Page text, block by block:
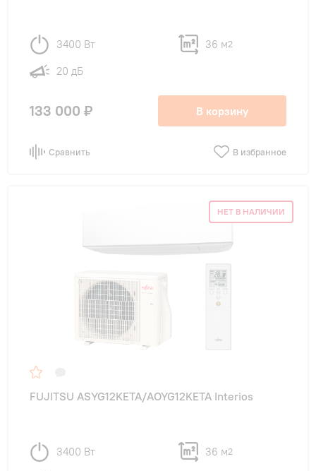
3400 Вт 36 м2
20 дБ
133 000 ₽ В корзину
Сравнить В избранное
НЕТ В НАЛИЧИИ
FUJITSU ASYG12KETA/AOYG12KETA Interios
3400 Вт 36 м2